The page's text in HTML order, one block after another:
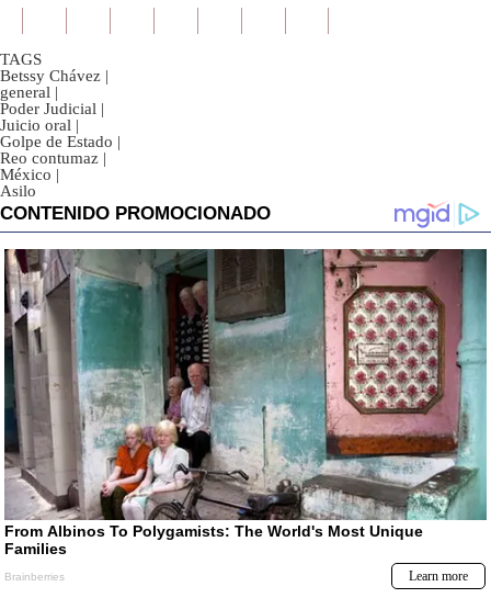
TAGS
Betssy Chávez |
general |
Poder Judicial |
Juicio oral |
Golpe de Estado |
Reo contumaz |
México |
Asilo